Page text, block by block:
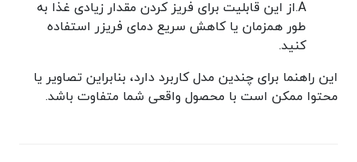
A. از این قابلیت برای فریز کردن مقدار زیادی غذا به
طور همزمان یا کاهش سریع دمای فریزر استفاده
کنید.
این راهنما برای چندین مدل کاربرد دارد، بنابراین تصاویر یا
محتوا ممکن است با محصول واقعی شما متفاوت باشد.